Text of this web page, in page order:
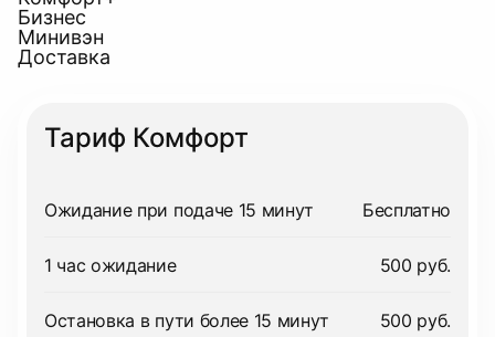
Бизнес
Минивэн
Доставка
Тариф Комфорт
Ожидание при подаче 15 минут Бесплатно
1 час ожидание 500 руб.
Остановка в пути более 15 минут 500 руб.